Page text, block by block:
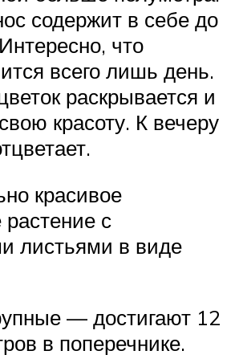
содержит в себе до
что
всего лишь день.
раскрывается и
красоту. К вечеру
красивое
растение с
листьями в виде
— достигают 12
в поперечнике.